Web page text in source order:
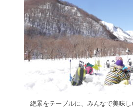
絶景をテーブルに、みんなで美味し